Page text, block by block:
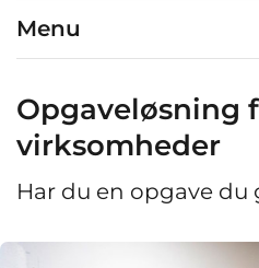
Menu
Opgaveløsning
virksomheder
Har du en opgave du